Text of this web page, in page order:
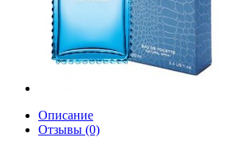
Описание
Отзывы (0)